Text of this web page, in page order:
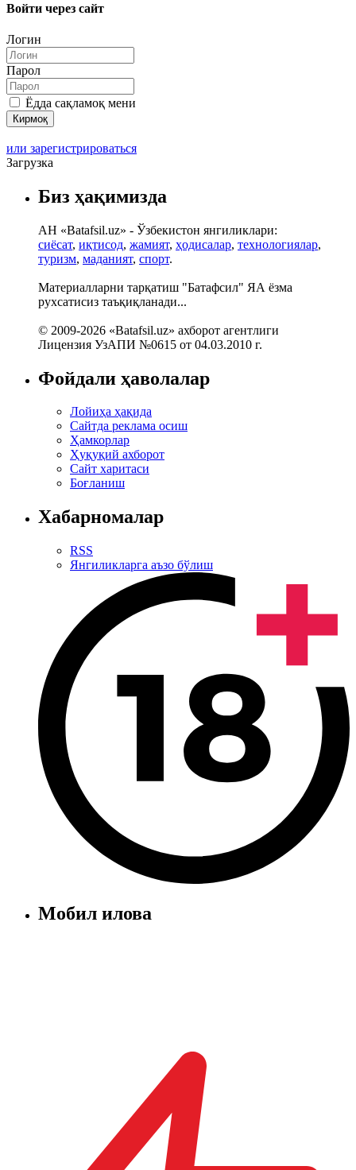
Войти через сайт
Логин
Парол
Ёдда сақламоқ мени
или зарегистрироваться
Загрузка
Биз ҳақимизда
АН «Batafsil.uz» - Ўзбекистон янгиликлари:
сиёсат, иқтисод, жамият, ҳодисалар, технологиялар,
туризм, маданият, спорт.
Материалларни тарқатиш "Батафсил" ЯА ёзма
рухсатисиз таъқиқланади...
© 2009-2026 «Batafsil.uz» ахборот агентлиги
Лицензия УзАПИ №0615 от 04.03.2010 г.
Фойдали ҳаволалар
Лойиҳа ҳақида
Сайтда реклама осиш
Ҳамкорлар
Ҳуқуқий ахборот
Сайт харитаси
Боғланиш
Хабарномалар
RSS
Янгиликларга аъзо бўлиш
Мобил илова